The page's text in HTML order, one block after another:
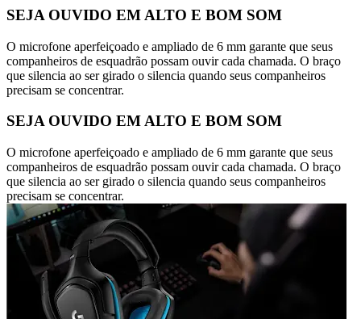
SEJA OUVIDO EM ALTO E BOM SOM
O microfone aperfeiçoado e ampliado de 6 mm garante que seus
companheiros de esquadrão possam ouvir cada chamada. O braço
que silencia ao ser girado o silencia quando seus companheiros
precisam se concentrar.
SEJA OUVIDO EM ALTO E BOM SOM
O microfone aperfeiçoado e ampliado de 6 mm garante que seus
companheiros de esquadrão possam ouvir cada chamada. O braço
que silencia ao ser girado o silencia quando seus companheiros
precisam se concentrar.